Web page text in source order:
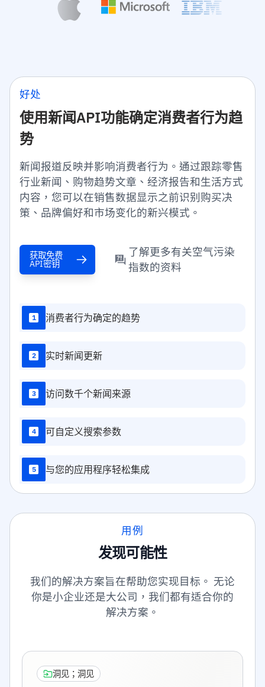
好处
使用新闻API功能确定消费者行为趋
势
新闻报道反映并影响消费者行为。通过跟踪零售
行业新闻、购物趋势文章、经济报告和生活方式
内容，您可以在销售数据显示之前识别购买决
策、品牌偏好和市场变化的新兴模式。
获取免费
API密钥
了解更多有关空气污染
指数的资料
1 消费者行为确定的趋势
2 实时新闻更新
3 访问数千个新闻来源
4 可自定义搜索参数
5 与您的应用程序轻松集成
用例
发现可能性
我们的解决方案旨在帮助您实现目标。 无论
你是小企业还是大公司，我们都有适合你的
解决方案。
洞见；洞见